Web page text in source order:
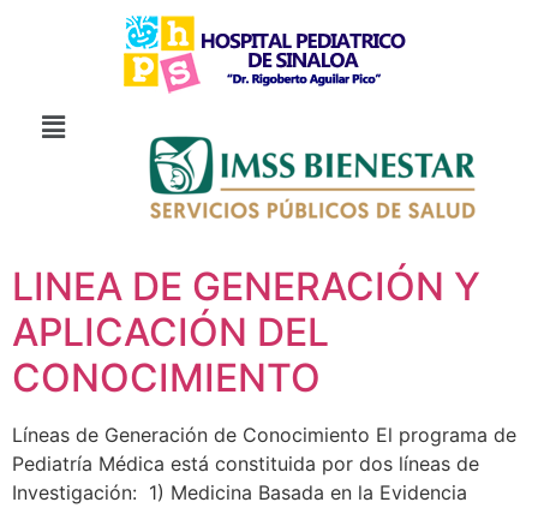
LINEA DE GENERACIÓN Y
APLICACIÓN DEL
CONOCIMIENTO
Líneas de Generación de Conocimiento El programa de
Pediatría Médica está constituida por dos líneas de
Investigación: 1) Medicina Basada en la Evidencia